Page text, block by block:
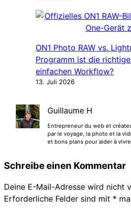
ON1 Photo RAW vs.
Programm ist die
einfachen Workflow?
13. Juli 2026
Guillaume H
Entrepreneur du web et
par le voyage, la photo et la
et bons plans pour aider à
Schreibe einen Kommentar
Deine E-Mail-Adresse wird nicht
Erforderliche Felder sind mit *